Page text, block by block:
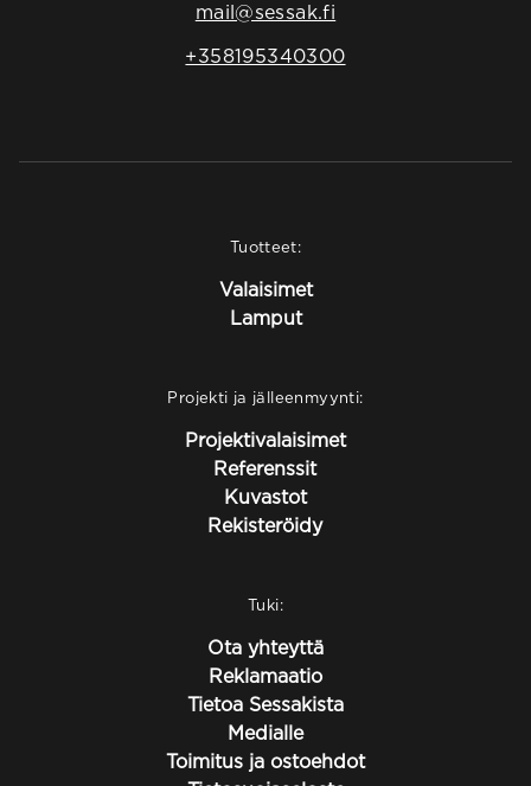
mail@sessak.fi
+358195340300
Tuotteet:
Valaisimet
Lamput
Projekti ja jälleenmyynti:
Projektivalaisimet
Referenssit
Kuvastot
Rekisteröidy
Tuki:
Ota yhteyttä
Reklamaatio
Tietoa Sessakista
Medialle
Toimitus ja ostoehdot